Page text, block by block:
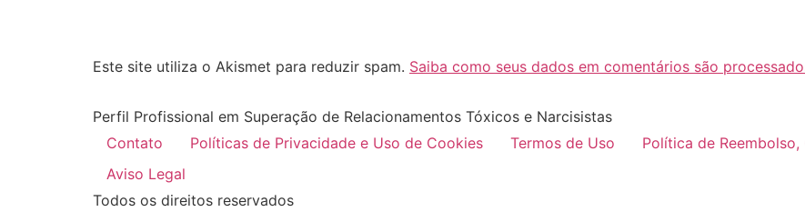
Este site utiliza o Akismet para reduzir spam. Saiba como seus dados em comentários são
Perfil Profissional em Superação de Relacionamentos Tóxicos e Narcisistas
Contato
Políticas de Privacidade e Uso de Cookies Termos de Uso
Política de
Aviso Legal
Todos os direitos reservados